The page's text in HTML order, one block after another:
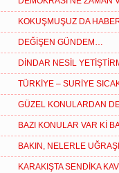
KOKUŞMUŞUZ DA
DEĞİŞEN GÜNDEM…
DİNDAR NESİL
TÜRKİYE – SURİYE
GÜZEL KONULARDAN
BAZI KONULAR VAR Kİ
BAKIN, NELERLE
KARAKIŞTA SENDİKA